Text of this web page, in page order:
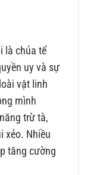
là chúa tể
uy và sự
vật linh
mình
trừ tà,
xẻo. Nhiều
tăng cường